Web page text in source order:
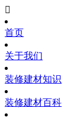

首页
关于我们
装修建材知识
装修建材百科